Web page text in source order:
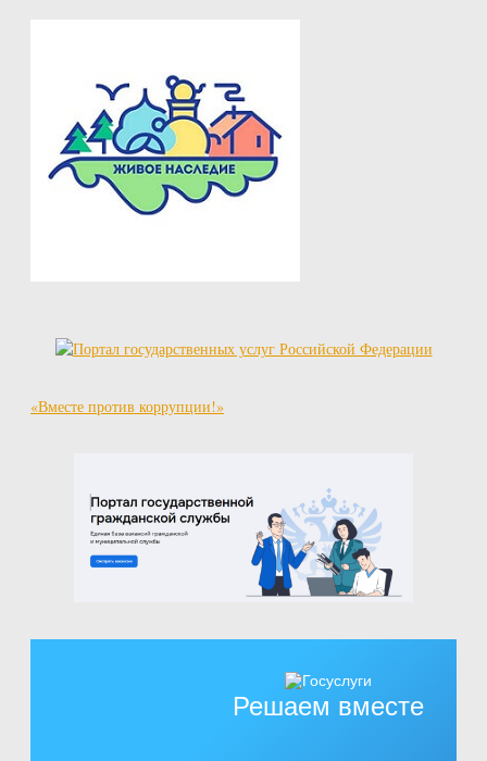
«Вместе против коррупции!»
Решаем вместе